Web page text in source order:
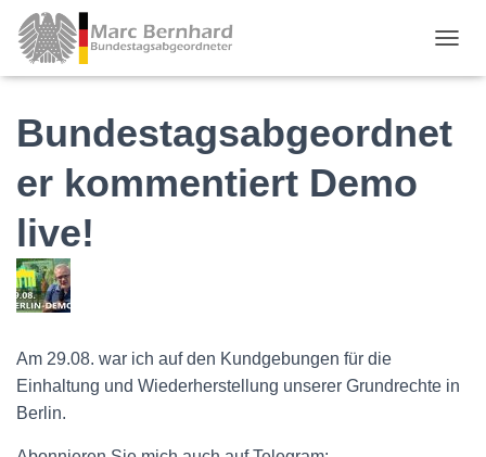
Bundestagsabgeordnet
er kommentiert Demo
live!
Am 29.08. war ich auf den Kundgebungen für die
Einhaltung und Wiederherstellung unserer Grundrechte in
Berlin.